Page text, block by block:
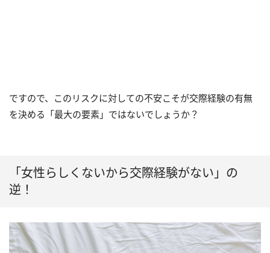
ですので、このリスクに対しての不安こそが交際経験の有無
を決める「最大の要素」ではないでしょうか？
「女性らしくないから交際経験がない」の
逆！